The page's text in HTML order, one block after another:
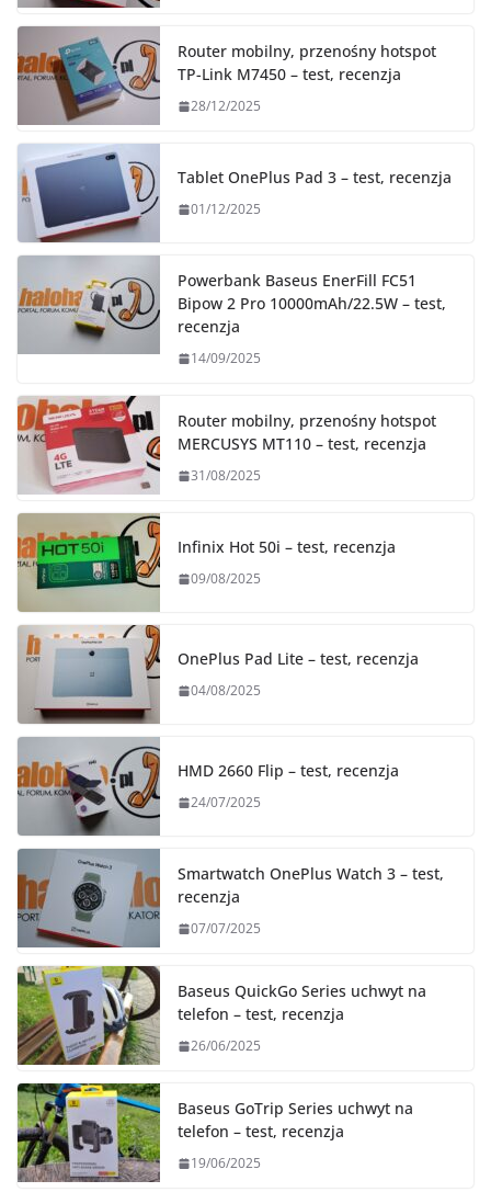
Router mobilny, przenośny hotspot
TP-Link M7450 – test, recenzja
28/12/2025
Tablet OnePlus Pad 3 – test, recenzja
01/12/2025
Powerbank Baseus EnerFill FC51
Bipow 2 Pro 10000mAh/22.5W – test,
recenzja
14/09/2025
Router mobilny, przenośny hotspot
MERCUSYS MT110 – test, recenzja
31/08/2025
Infinix Hot 50i – test, recenzja
09/08/2025
OnePlus Pad Lite – test, recenzja
04/08/2025
HMD 2660 Flip – test, recenzja
24/07/2025
Smartwatch OnePlus Watch 3 – test,
recenzja
07/07/2025
Baseus QuickGo Series uchwyt na
telefon – test, recenzja
26/06/2025
Baseus GoTrip Series uchwyt na
telefon – test, recenzja
19/06/2025